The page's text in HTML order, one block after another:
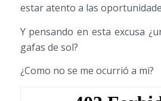
estar atento a las
Y pensando en esta excusa
gafas de sol?
¿Como no se me ocurrió a mi?